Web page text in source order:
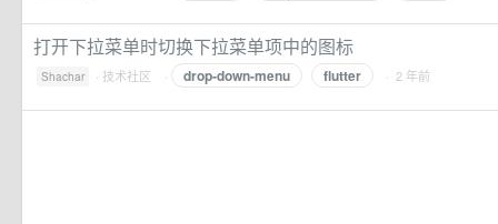
打开下拉菜单时切换下拉菜单项中的图标
Shachar · 技术社区 · drop-down-menu flutter · 2 年前